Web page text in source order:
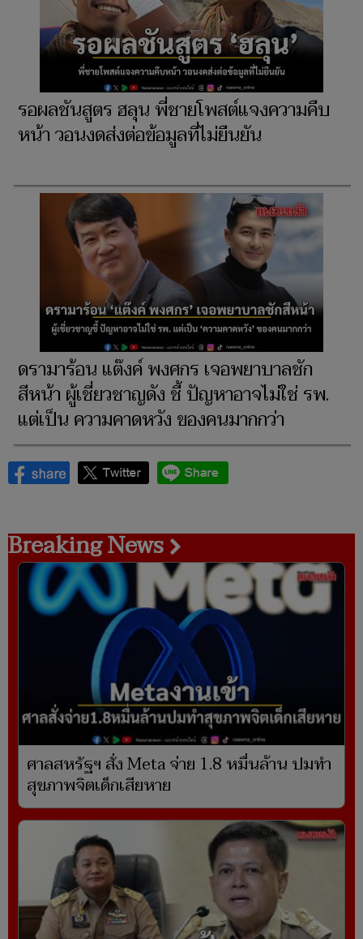
รอผลชันสูตร ฮลุน พี่ชายโพสต์แจงความคืบ
หน้า วอนงดส่งต่อข้อมูลที่ไม่ยืนยัน
ดรามาร้อน แต๊งค์ พงศกร เจอพยาบาลชัก
สีหน้า ผู้เชี่ยวชาญดัง ชี้ ปัญหาอาจไม่ใช่ รพ.
แต่เป็น ความคาดหวัง ของคนมากกว่า
Breaking News
ศาลสหรัฐฯ สั่ง Meta จ่าย 1.8 หมื่นล้าน ปมทำ
สุขภาพจิตเด็กเสียหาย